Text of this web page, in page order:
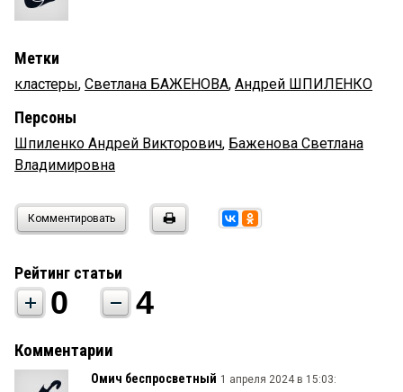
Метки
кластеры, Светлана БАЖЕНОВА, Андрей ШПИЛЕНКО
Персоны
Шпиленко Андрей Викторович, Баженова Светлана
Владимировна
Комментировать
Рейтинг статьи
0 4
Комментарии
Омич беспросветный 1 апреля 2024 в 15:03: